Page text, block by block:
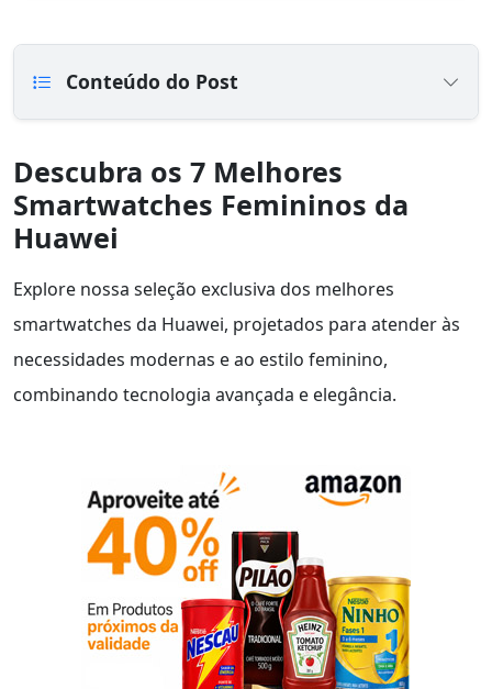
Conteúdo do Post
Descubra os 7 Melhores
Smartwatches Femininos da
Huawei
Explore nossa seleção exclusiva dos melhores
smartwatches da Huawei, projetados para atender às
necessidades modernas e ao estilo feminino,
combinando tecnologia avançada e elegância.